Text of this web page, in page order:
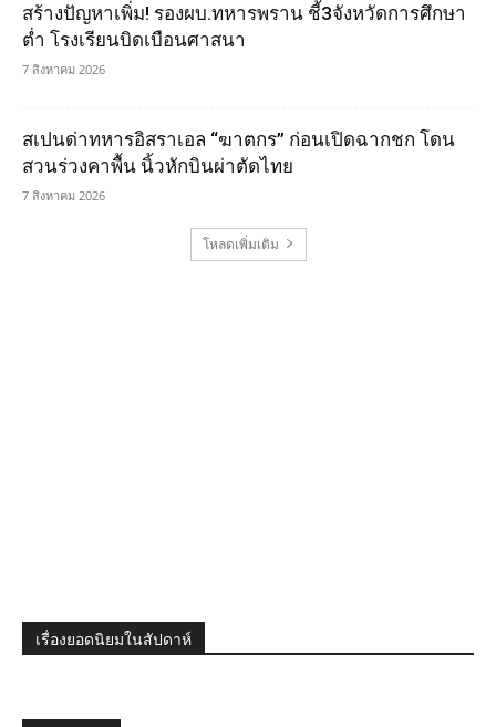
สร้างปัญหาเพิ่ม! รองผบ.ทหารพราน ชี้3จังหวัดการศึกษา
ต่ำ โรงเรียนบิดเบือนศาสนา
7 สิงหาคม 2026
สเปนด่าทหารอิสราเอล “ฆาตกร” ก่อนเปิดฉากชก โดน
สวนร่วงคาพื้น นิ้วหักบินผ่าตัดไทย
7 สิงหาคม 2026
โหลดเพิ่มเติม
เรื่องยอดนิยมในสัปดาห์